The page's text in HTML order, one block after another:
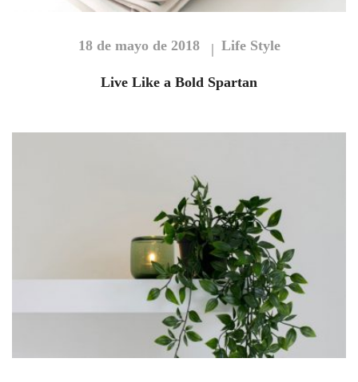
18 de mayo de 2018 Life Style
Live Like a Bold Spartan